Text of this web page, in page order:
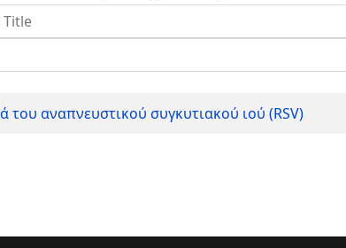
του αναπνευστικού συγκυτιακού ιού (RSV)